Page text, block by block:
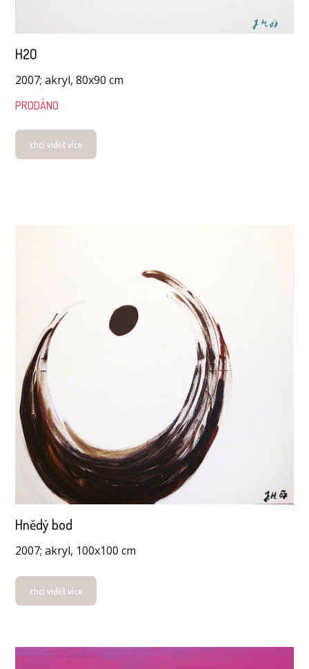
H2O
2007; akryl, 80x90 cm
PRODÁNO
chci vidět více
Hnědý bod
2007; akryl, 100x100 cm
chci vidět více